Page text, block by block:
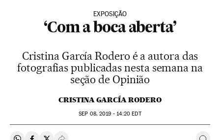
EXPOSIÇÃO
‘Com a boca aberta’
Cristina García Rodero é a autora das
fotografias publicadas nesta semana na
seção de Opinião
CRISTINA GARCÍA RODERO
SEP 08, 2019 - 14:20 EDT